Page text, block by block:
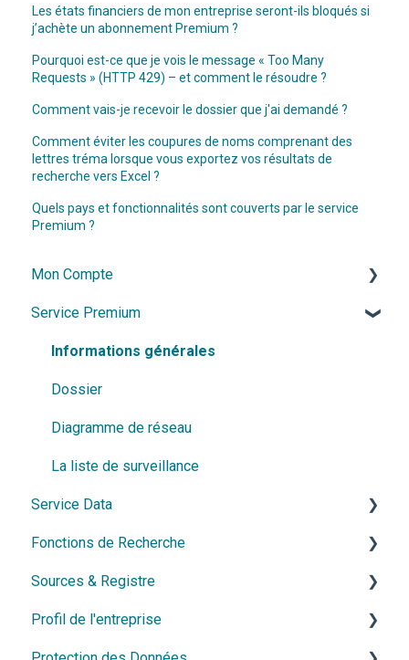
Les états financiers de mon entreprise seront-ils bloqués si
j’achète un abonnement Premium ?
Pourquoi est-ce que je vois le message « Too Many
Requests » (HTTP 429) – et comment le résoudre ?
Comment vais-je recevoir le dossier que j'ai demandé ?
Comment éviter les coupures de noms comprenant des
lettres tréma lorsque vous exportez vos résultats de
recherche vers Excel ?
Quels pays et fonctionnalités sont couverts par le service
Premium ?
Mon Compte
Compte et accès
Abonnement et résiliation
Contact et assistance
Service Premium
Informations générales
Dossier
Diagramme de réseau
La liste de surveillance
Service Data
API
Export
Fonctions de Recherche
Recherche simple
Recherche avancée
Sources & Registre
Informations générales
Profil de l'entreprise